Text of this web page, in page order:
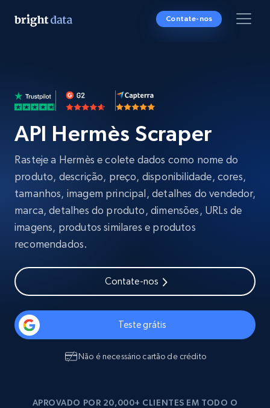
Contate-nos
API Hermès Scraper
Rasteje a Hermès e colete dados como nome do
produto, descrição, preço, disponibilidade, cores,
tamanhos, imagem principal, detalhes do vendedor,
marca, detalhes do produto, dimensões, URLs de
imagens, produtos similares e produtos
recomendados.
Contate-nos
Teste grátis
Não é necessário cartão de crédito
APROVADO POR 20,000+ CLIENTES EM TODO O